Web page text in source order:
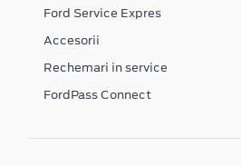
Ford Service Expres
Accesorii
Rechemari in service
FordPass Connect